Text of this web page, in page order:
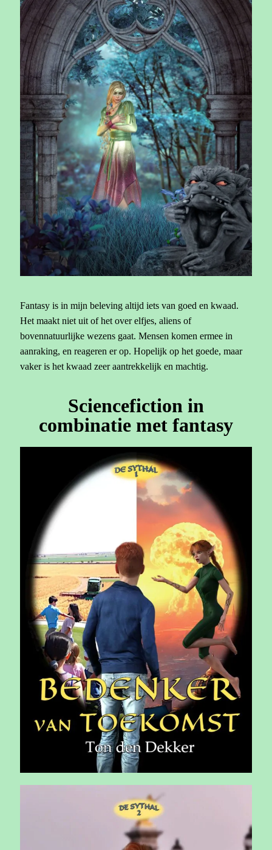
Fantasy is in mijn beleving altijd iets van goed en kwaad.
Het maakt niet uit of het over elfjes, aliens of
bovennatuurlijke wezens gaat. Mensen komen ermee in
aanraking, en reageren er op. Hopelijk op het goede, maar
vaker is het kwaad zeer aantrekkelijk en machtig.
Sciencefiction in
combinatie met fantasy